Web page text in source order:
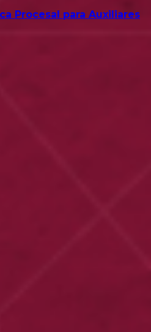
Procesal para Auxiliares